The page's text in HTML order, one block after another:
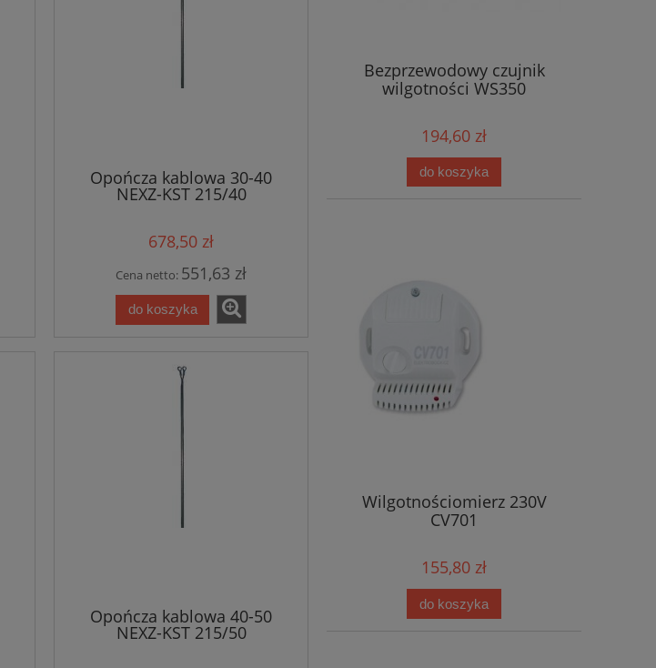
Opończa kablowa 30-40
NEXZ-KST 215/40
678,50 zł
Cena netto: 551,63 zł
do koszyka
Opończa kablowa 40-50
NEXZ-KST 215/50
Bezprzewodowy czujnik
wilgotności WS350
194,60 zł
do koszyka
Wilgotnościomierz 230V
CV701
155,80 zł
do koszyka